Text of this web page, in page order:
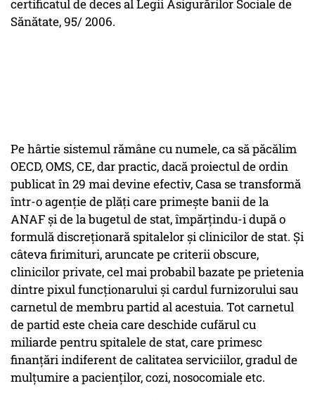
certificatul de deces al Legii Asigurărilor Sociale de
Sănătate, 95/ 2006.
Pe hârtie sistemul rămâne cu numele, ca să păcălim
OECD, OMS, CE, dar practic, dacă proiectul de ordin
publicat în 29 mai devine efectiv, Casa se transformă
într-o agenție de plăți care primește banii de la
ANAF și de la bugetul de stat, împărțindu-i după o
formulă discreționară spitalelor și clinicilor de stat. Și
câteva firimituri, aruncate pe criterii obscure,
clinicilor private, cel mai probabil bazate pe prietenia
dintre pixul funcționarului și cardul furnizorului sau
carnetul de membru partid al acestuia. Tot carnetul
de partid este cheia care deschide cufărul cu
miliarde pentru spitalele de stat, care primesc
finanțări indiferent de calitatea serviciilor, gradul de
mulțumire a pacienților, cozi, nosocomiale etc.